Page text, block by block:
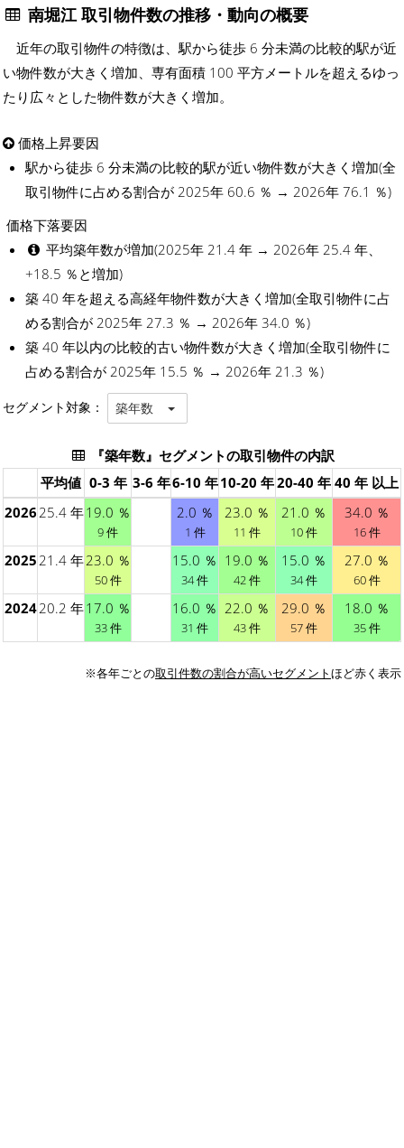
南堀江 取引物件数の推移・動向の概要
近年の取引物件の特徴は、駅から徒歩 6 分未満の比較的駅が近
い物件数が大きく増加、専有面積 100 平方メートルを超えるゆっ
たり広々とした物件数が大きく増加。
価格上昇要因
駅から徒歩 6 分未満の比較的駅が近い物件数が大きく増加(全
取引物件に占める割合が 2025年 60.6 ％ → 2026年 76.1 ％)
価格下落要因
平均築年数が増加(2025年 21.4 年 → 2026年 25.4 年、
+18.5 ％と増加)
築 40 年を超える高経年物件数が大きく増加(全取引物件に占
める割合が 2025年 27.3 ％ → 2026年 34.0 ％)
築 40 年以内の比較的古い物件数が大きく増加(全取引物件に
占める割合が 2025年 15.5 ％ → 2026年 21.3 ％)
セグメント対象： 築年数
『築年数』セグメントの取引物件の内訳
平均値 0-3 年 3-6 年6-10 年10-20 年20-40 年 40 年 以上
2026 25.4 年19.0 ％
9 件
2.0 ％
1 件
23.0 ％
11 件
21.0 ％
10 件
34.0 ％
16 件
2025 21.4 年23.0 ％
50 件
15.0 ％
34 件
19.0 ％
42 件
15.0 ％
34 件
27.0 ％
60 件
202420.2 年17.0 ％
33 件
16.0 ％
31 件
22.0 ％
43 件
29.0 ％
57 件
18.0 ％
35 件
※各年ごとの取引件数の割合が高いセグメントほど赤く表示